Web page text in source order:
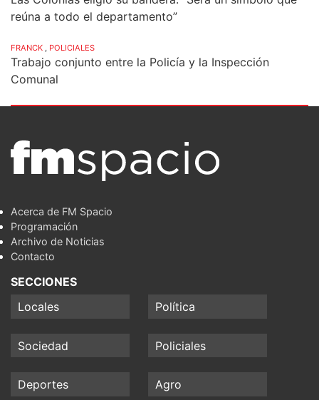
reúna a todo el departamento”
FRANCK POLICIALES
Trabajo conjunto entre la Policía y la Inspección
Comunal
Acerca de FM Spacio
Programación
Archivo de Noticias
Contacto
SECCIONES
Locales
Política
Sociedad Policiales
Deportes Agro